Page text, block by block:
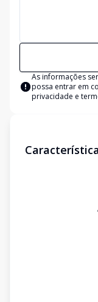
As informações
possa entrar em
privacidade e